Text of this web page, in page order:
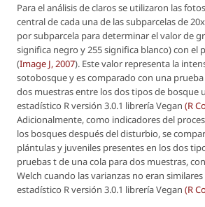
Para el análisis de claros se utilizaron las
central de cada una de las subparcelas de
por subparcela para determinar el valor de
significa negro y 255 significa blanco) con el
(Image J, 2007). Este valor representa la
sotobosque y es comparado con una
dos muestras entre los dos tipos de bosque
estadístico R versión 3.0.1 librería Vegan (R
Adicionalmente, como indicadores del
los bosques después del disturbio, se
plántulas y juveniles presentes en los dos
pruebas t de una cola para dos muestras,
Welch cuando las varianzas no eran
estadístico R versión 3.0.1 librería Vegan (R